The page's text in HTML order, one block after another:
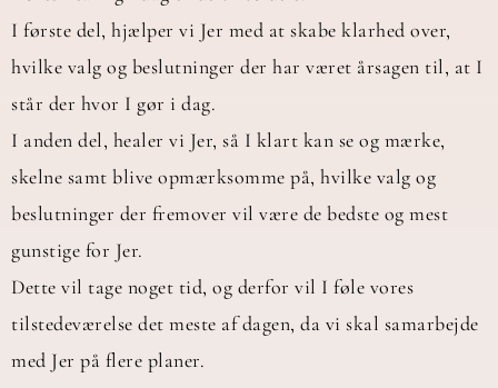
I første del, hjælper vi Jer med at skabe klarhed over,
hvilke valg og beslutninger der har været årsagen til, at I
står der hvor I gør i dag.
I anden del, healer vi Jer, så I klart kan se og mærke,
skelne samt blive opmærksomme på, hvilke valg og
beslutninger der fremover vil være de bedste og mest
gunstige for Jer.
Dette vil tage noget tid, og derfor vil I føle vores
tilstedeværelse det meste af dagen, da vi skal samarbejde
med Jer på flere planer.